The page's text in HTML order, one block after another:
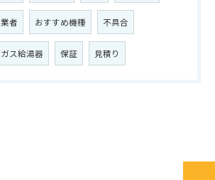
業者 おすすめ機種 不具合
ガス給湯器 保証 見積り